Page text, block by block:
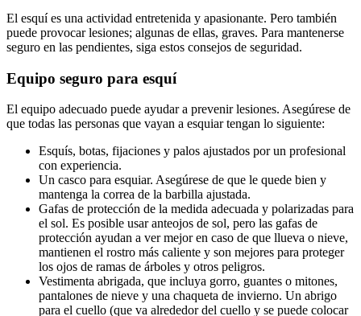
El esquí es una actividad entretenida y apasionante. Pero también
puede provocar lesiones; algunas de ellas, graves. Para mantenerse
seguro en las pendientes, siga estos consejos de seguridad.
Equipo seguro para esquí
El equipo adecuado puede ayudar a prevenir lesiones. Asegúrese de
que todas las personas que vayan a esquiar tengan lo siguiente:
Esquís, botas, fijaciones y palos ajustados por un profesional
con experiencia.
Un casco para esquiar. Asegúrese de que le quede bien y
mantenga la correa de la barbilla ajustada.
Gafas de protección de la medida adecuada y polarizadas para
el sol. Es posible usar anteojos de sol, pero las gafas de
protección ayudan a ver mejor en caso de que llueva o nieve,
mantienen el rostro más caliente y son mejores para proteger
los ojos de ramas de árboles y otros peligros.
Vestimenta abrigada, que incluya gorro, guantes o mitones,
pantalones de nieve y una chaqueta de invierno. Un abrigo
para el cuello (que va alrededor del cuello y se puede colocar